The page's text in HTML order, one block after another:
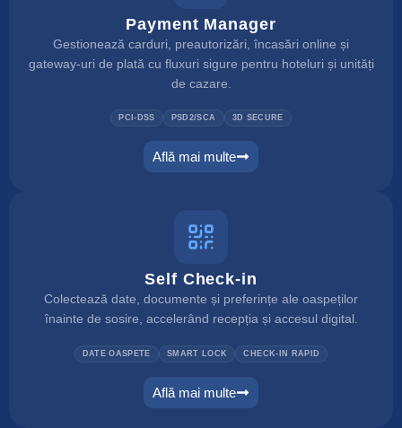
Payment Manager
Gestionează carduri, preautorizări, încasări online și
gateway-uri de plată cu fluxuri sigure pentru hoteluri și unități
de cazare.
PCI-DSS PSD2/SCA 3D SECURE
Află mai multe
payment manager
Self Check-in
Colectează date, documente și preferințe ale oaspeților
înainte de sosire, accelerând recepția și accesul digital.
DATE OASPETE SMART LOCK CHECK-IN RAPID
Află mai multe
self check in